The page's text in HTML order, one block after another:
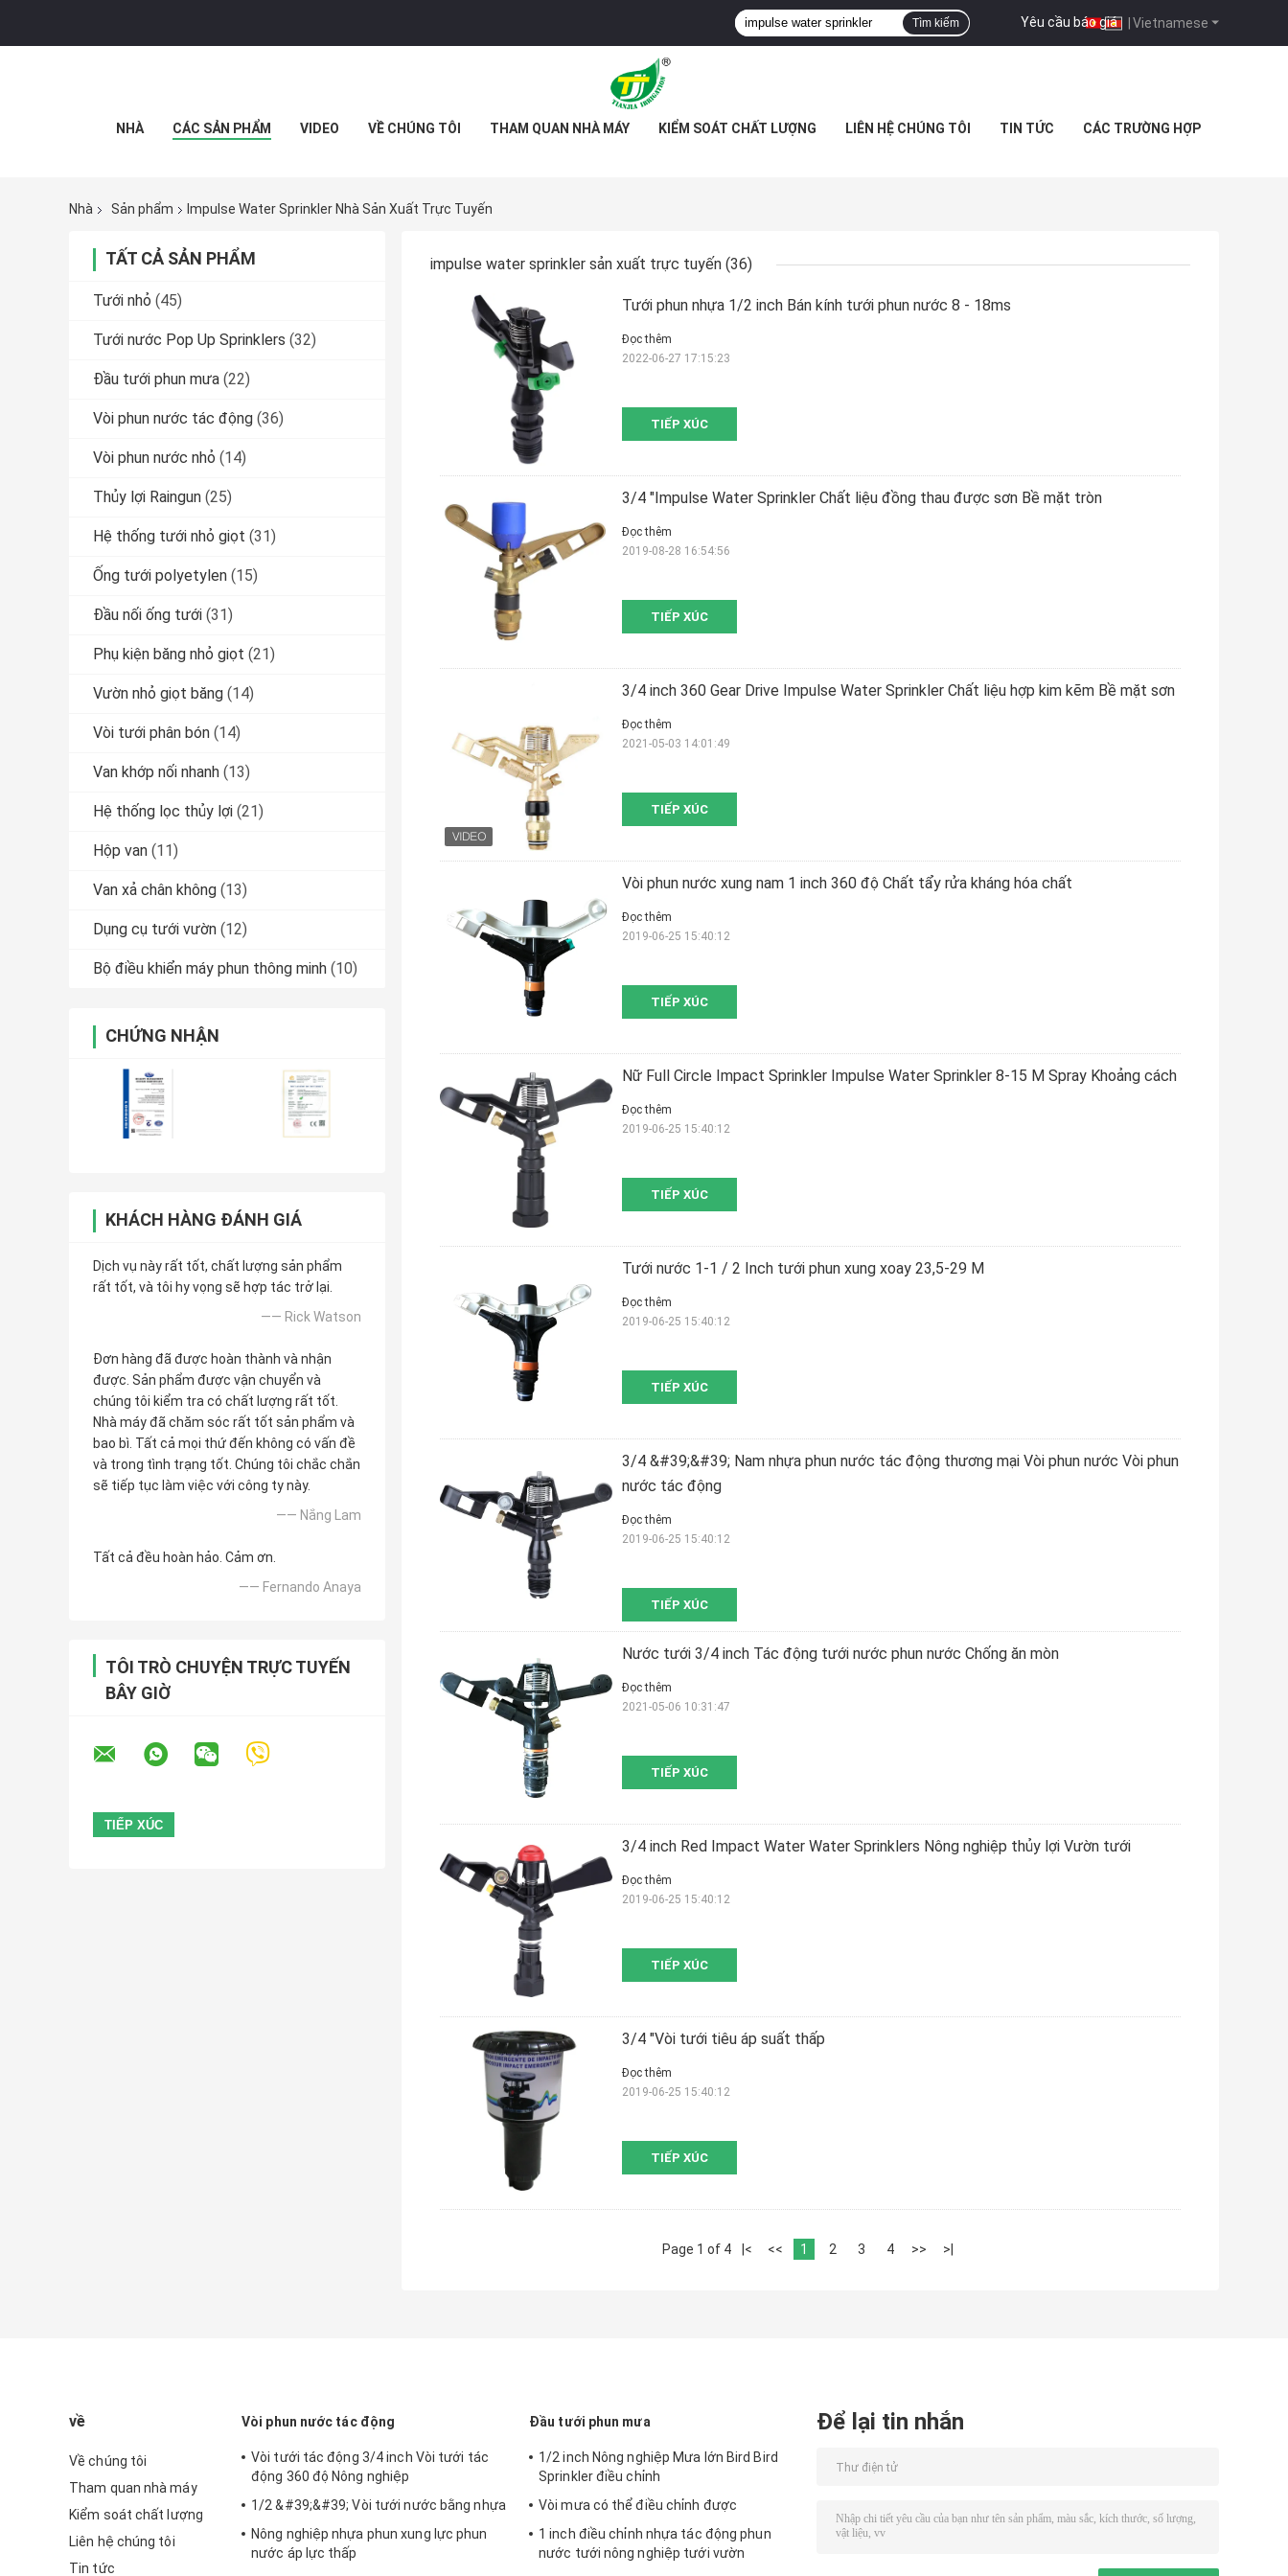
Vietnamese
Yêu cầu báo giá |
Tìm kiếm
NHÀ CÁC SẢN PHẨM VIDEO VỀ CHÚNG TÔI THAM QUAN NHÀ MÁY KIỂM SOÁT CHẤT LƯỢNG LIÊN HỆ CHÚNG TÔI TIN TỨC CÁC TRƯỜNG HỢP
Nhà Sản phẩm Impulse Water Sprinkler Nhà Sản Xuất Trực Tuyến
TẤT CẢ SẢN PHẨM
Tưới nhỏ (45)
Tưới nước Pop Up Sprinklers (32)
Đầu tưới phun mưa (22)
Vòi phun nước tác động (36)
Vòi phun nước nhỏ (14)
Thủy lợi Raingun (25)
Hệ thống tưới nhỏ giọt (31)
Ống tưới polyetylen (15)
Đầu nối ống tưới (31)
Phụ kiện băng nhỏ giọt (21)
Vườn nhỏ giọt băng (14)
Vòi tưới phân bón (14)
Van khớp nối nhanh (13)
Hệ thống lọc thủy lợi (21)
Hộp van (11)
Van xả chân không (13)
Dụng cụ tưới vườn (12)
Bộ điều khiển máy phun thông minh (10)
CHỨNG NHẬN
KHÁCH HÀNG ĐÁNH GIÁ
Dịch vụ này rất tốt, chất lượng sản phẩm
rất tốt, và tôi hy vọng sẽ hợp tác trở lại.
—— Rick Watson
Đơn hàng đã được hoàn thành và nhận
được. Sản phẩm được vận chuyển và
chúng tôi kiểm tra có chất lượng rất tốt.
Nhà máy đã chăm sóc rất tốt sản phẩm và
bao bì. Tất cả mọi thứ đến không có vấn đề
và trong tình trạng tốt. Chúng tôi chắc chắn
sẽ tiếp tục làm việc với công ty này.
—— Nắng Lam
Tất cả đều hoàn hảo. Cảm ơn.
—— Fernando Anaya
TÔI TRÒ CHUYỆN TRỰC TUYẾN
BÂY GIỜ
impulse water sprinkler sản xuất trực tuyến (36)
Tưới phun nhựa 1/2 inch Bán kính tưới phun nước 8 - 18ms
TIẾP XÚC
Đọc thêm
2022-06-27 17:15:23
3/4 "Impulse Water Sprinkler Chất liệu đồng thau được sơn Bề mặt tròn
TIẾP XÚC
Đọc thêm
2019-08-28 16:54:56
3/4 inch 360 Gear Drive Impulse Water Sprinkler Chất liệu hợp kim kẽm Bề mặt sơn
TIẾP XÚC
Đọc thêm
2021-05-03 14:01:49
Vòi phun nước xung nam 1 inch 360 độ Chất tẩy rửa kháng hóa chất
TIẾP XÚC
Đọc thêm
2019-06-25 15:40:12
Nữ Full Circle Impact Sprinkler Impulse Water Sprinkler 8-15 M Spray Khoảng cách
TIẾP XÚC
Đọc thêm
2019-06-25 15:40:12
Tưới nước 1-1 / 2 Inch tưới phun xung xoay 23,5-29 M
TIẾP XÚC
Đọc thêm
2019-06-25 15:40:12
3/4 &#39;&#39; Nam nhựa phun nước tác động thương mại Vòi phun nước Vòi phun
nước tác động
TIẾP XÚC
Đọc thêm
2019-06-25 15:40:12
Nước tưới 3/4 inch Tác động tưới nước phun nước Chống ăn mòn
TIẾP XÚC
Đọc thêm
2021-05-06 10:31:47
3/4 inch Red Impact Water Water Sprinklers Nông nghiệp thủy lợi Vườn tưới
TIẾP XÚC
Đọc thêm
2019-06-25 15:40:12
3/4 "Vòi tưới tiêu áp suất thấp
TIẾP XÚC
Đọc thêm
2019-06-25 15:40:12
Page 1 of 4 |< << 1 2 3 4 >> >|
về
Về chúng tôi
Tham quan nhà máy
Kiểm soát chất lượng
Liên hệ chúng tôi
Tin tức
Vòi phun nước tác động
Vòi tưới tác động 3/4 inch Vòi tưới tác
động 360 độ Nông nghiệp
1/2 &#39;&#39; Vòi tưới nước bằng nhựa
Nông nghiệp nhựa phun xung lực phun
nước áp lực thấp
Đầu tưới phun mưa
1/2 inch Nông nghiệp Mưa lớn Bird Bird
Sprinkler điều chỉnh
Vòi mưa có thể điều chỉnh được
1 inch điều chỉnh nhựa tác động phun
nước tưới nông nghiệp tưới vườn
Để lại tin nhắn